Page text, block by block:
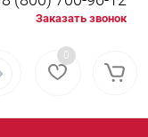
Заказать звонок
0